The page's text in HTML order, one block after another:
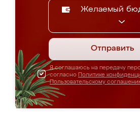
Желаемый
Отправить
Я соглашаюсь на передачу
согласно Политике
Пользовательскому